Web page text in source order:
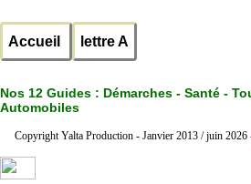
Accueil lettre A
Nos 12 Guides : Démarches - Santé -
Automobiles
Copyright Yalta Production - Janvier 2013 / juin 2026